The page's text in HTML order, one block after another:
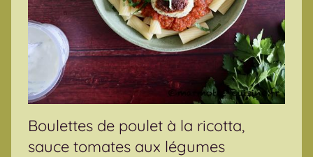
Boulettes de poulet à la ricotta,
sauce tomates aux légumes